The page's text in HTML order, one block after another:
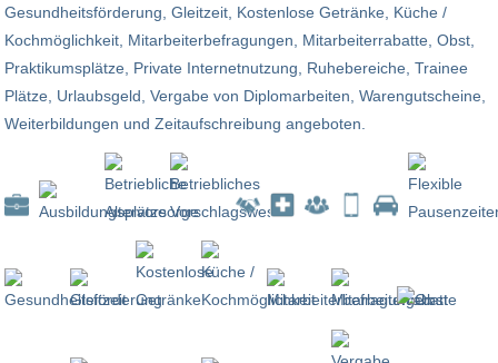
Gesundheitsförderung, Gleitzeit, Kostenlose Getränke, Küche /
Kochmöglichkeit, Mitarbeiterbefragungen, Mitarbeiterrabatte, Obst,
Praktikumsplätze, Private Internetnutzung, Ruhebereiche, Trainee
Plätze, Urlaubsgeld, Vergabe von Diplomarbeiten, Warengutscheine,
Weiterbildungen und Zeitaufschreibung angeboten.